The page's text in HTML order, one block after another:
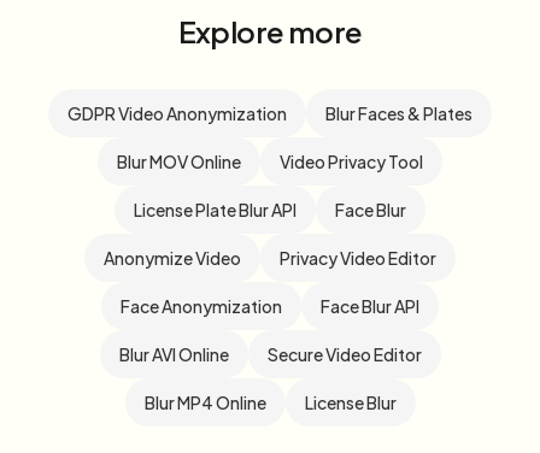
Explore more
GDPR Video Anonymization Blur Faces & Plates
Blur MOV Online Video Privacy Tool
License Plate Blur API Face Blur
Anonymize Video Privacy Video Editor
Face Anonymization Face Blur API
Blur AVI Online Secure Video Editor
Blur MP4 Online License Blur